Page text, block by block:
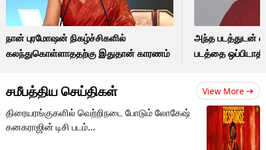
நான் புரமோஷன் நிகழ்ச்சிகளில்
கலந்துகொள்ளாததற்கு இதுதான் காரணம்
அந்த படத்துடன்
படத்தை
சமீபத்திய செய்திகள் View More
திரையரங்குகளில் வெற்றிநடை போடும் லோகேஷ்
கனகராஜின் டிசி படம்...